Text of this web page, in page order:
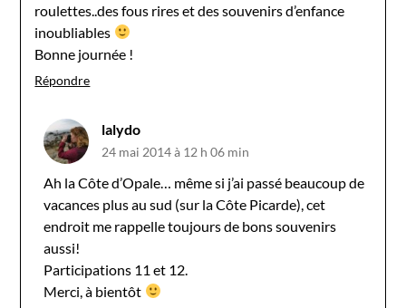
roulettes..des fous rires et des souvenirs d’enfance
inoubliables
Bonne journée !
Répondre
lalydo
24 mai 2014 à 12 h 06 min
Ah la Côte d’Opale… même si j’ai passé beaucoup de
vacances plus au sud (sur la Côte Picarde), cet
endroit me rappelle toujours de bons souvenirs
aussi!
Participations 11 et 12.
Merci, à bientôt